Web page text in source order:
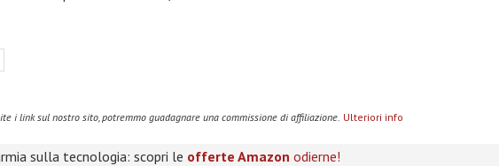
i link sul nostro sito, potremmo guadagnare una commissione di affiliazione. Ulteriori info
sulla tecnologia: scopri le offerte Amazon odierne!